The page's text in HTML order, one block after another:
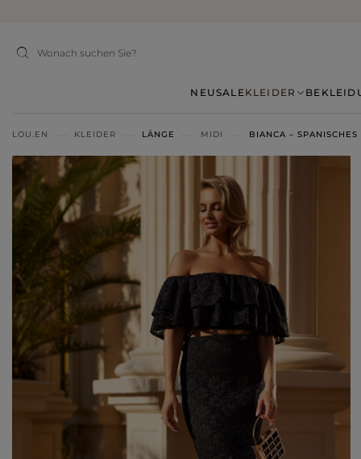
NEUSALEKLEIDER
LOU.EN KLEIDER LÄNGE MIDI BIANCA –